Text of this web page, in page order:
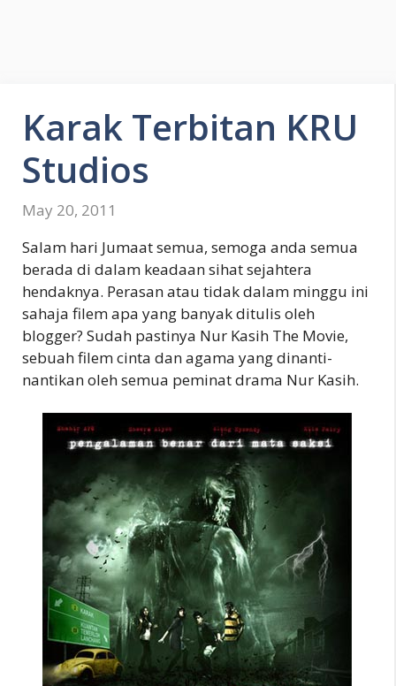
Karak Terbitan KRU
Studios
May 20, 2011
Salam hari Jumaat semua, semoga anda semua
berada di dalam keadaan sihat sejahtera
hendaknya. Perasan atau tidak dalam minggu ini
sahaja filem apa yang banyak ditulis oleh
blogger? Sudah pastinya Nur Kasih The Movie,
sebuah filem cinta dan agama yang dinanti-
nantikan oleh semua peminat drama Nur Kasih.